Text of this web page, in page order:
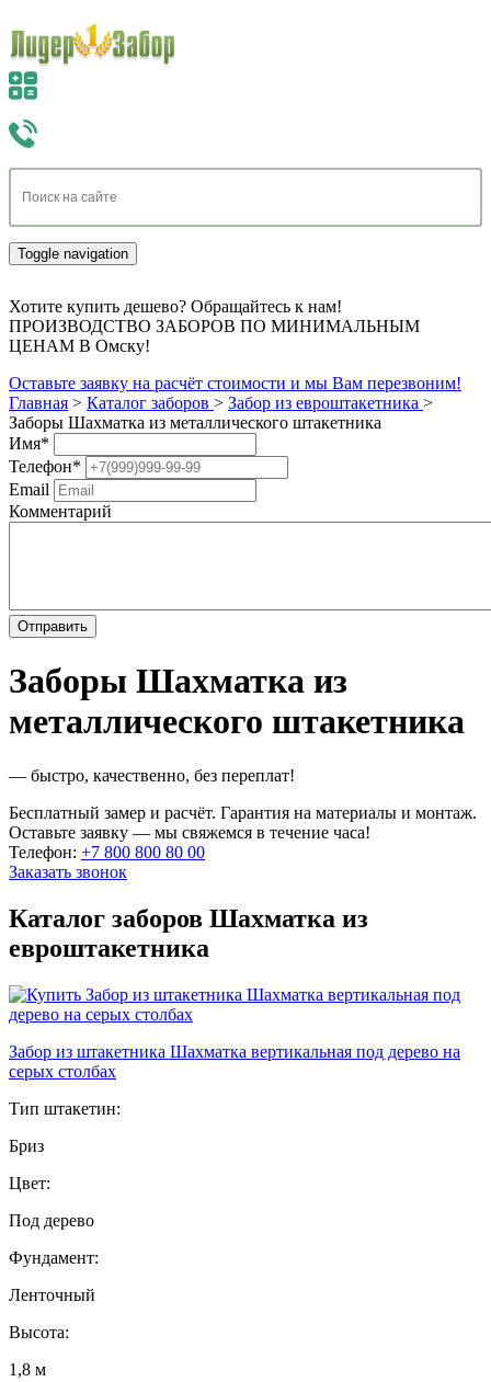
Toggle navigation
Хотите купить дешево? Обращайтесь к нам!
ПРОИЗВОДСТВО ЗАБОРОВ ПО МИНИМАЛЬНЫМ
ЦЕНАМ В Омску!
Оставьте заявку на расчёт стоимости и мы Вам перезвоним!
Главная > Каталог заборов > Забор из евроштакетника >
Заборы Шахматка из металлического штакетника
Имя*
Телефон*
Email
Комментарий
Заборы Шахматка из
металлического штакетника
— быстро, качественно, без переплат!
Бесплатный замер и расчёт. Гарантия на материалы и монтаж.
Оставьте заявку — мы свяжемся в течение часа!
Телефон: +7 800 800 80 00
Заказать звонок
Каталог заборов Шахматка из
евроштакетника
Забор из штакетника Шахматка вертикальная под дерево на
серых столбах
Тип штакетин:
Бриз
Цвет:
Под дерево
Фундамент:
Ленточный
Высота:
1,8 м